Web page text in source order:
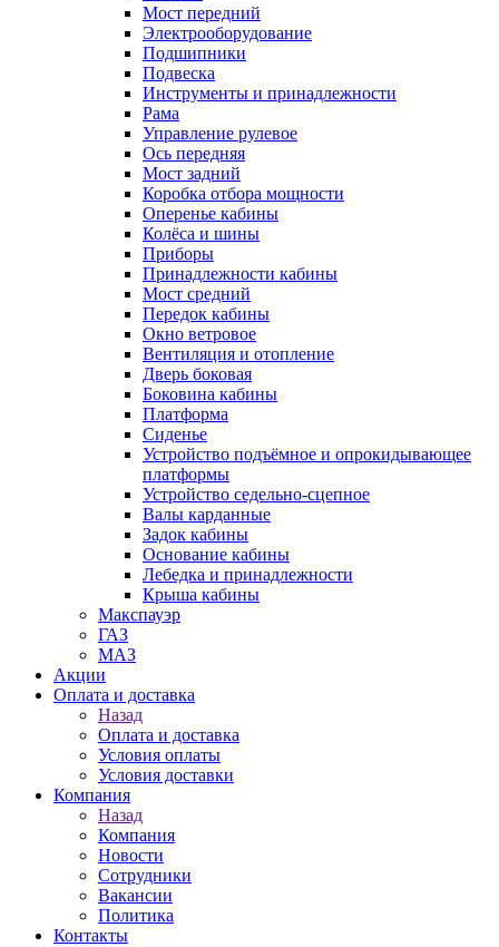
Мост передний
Электрооборудование
Подшипники
Подвеска
Инструменты и принадлежности
Рама
Управление рулевое
Ось передняя
Мост задний
Коробка отбора мощности
Оперенье кабины
Колёса и шины
Приборы
Принадлежности кабины
Мост средний
Передок кабины
Окно ветровое
Вентиляция и отопление
Дверь боковая
Боковина кабины
Платформа
Сиденье
Устройство подъёмное и опрокидывающее
платформы
Устройство седельно-сцепное
Валы карданные
Задок кабины
Основание кабины
Лебедка и принадлежности
Крыша кабины
Макспауэр
ГАЗ
МАЗ
Акции
Оплата и доставка
Назад
Оплата и доставка
Условия оплаты
Условия доставки
Компания
Назад
Компания
Новости
Сотрудники
Вакансии
Политика
Контакты